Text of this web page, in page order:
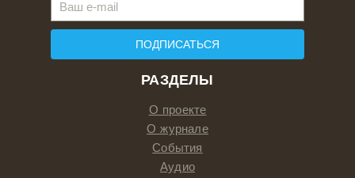
РАЗДЕЛЫ
О проекте
О журнале
События
Аудио
ПОДПИСАТЬСЯ